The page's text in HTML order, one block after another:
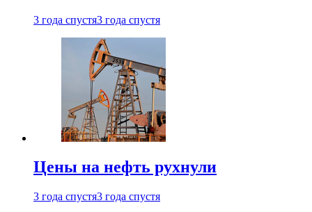
3 года спустя3 года спустя
Цены на нефть рухнули
3 года спустя3 года спустя